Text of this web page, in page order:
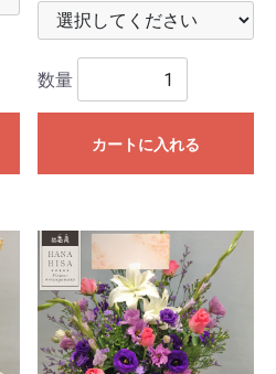
数量
カートに入れる